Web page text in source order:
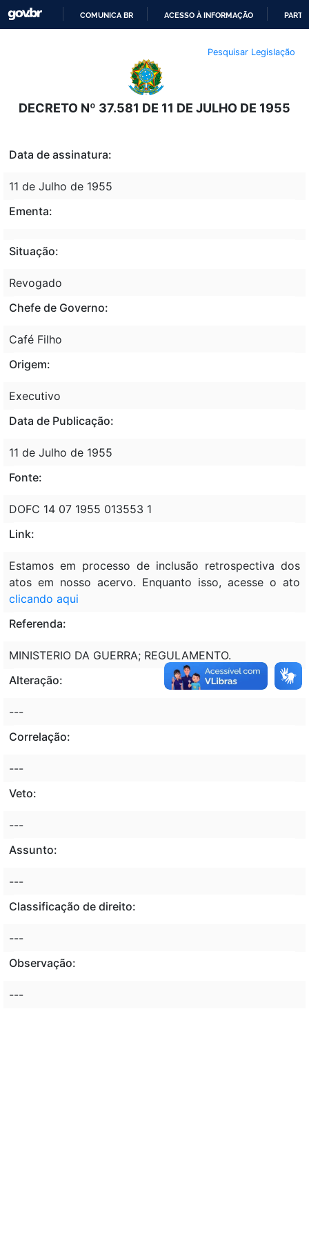
O
CONTEÚDO
COMUNICA BR ACESSO À INFORMAÇÃO
Pesquisar Legislação
DECRETO Nº 37.581 DE 11 DE JULHO DE 1955
Data de assinatura:
11 de Julho de 1955
Ementa:
Situação:
Revogado
Chefe de Governo:
Café Filho
Origem:
Executivo
Data de Publicação:
11 de Julho de 1955
Fonte:
DOFC 14 07 1955 013553 1
Link:
Estamos em processo de inclusão retrospectiva dos
atos em nosso acervo. Enquanto isso, acesse o ato
clicando aqui
Referenda:
MINISTERIO DA GUERRA; REGULAMENTO.
Alteração:
---
Correlação:
---
Veto:
---
Assunto:
---
Classificação de direito:
---
Observação:
---